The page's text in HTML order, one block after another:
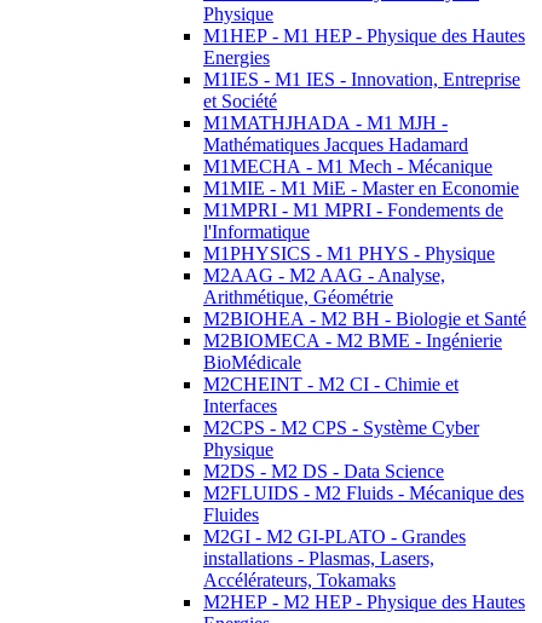
Physique
M1HEP - M1 HEP - Physique des Hautes
Energies
M1IES - M1 IES - Innovation, Entreprise
et Société
M1MATHJHADA - M1 MJH -
Mathématiques Jacques Hadamard
M1MECHA - M1 Mech - Mécanique
M1MIE - M1 MiE - Master en Economie
M1MPRI - M1 MPRI - Fondements de
l'Informatique
M1PHYSICS - M1 PHYS - Physique
M2AAG - M2 AAG - Analyse,
Arithmétique, Géométrie
M2BIOHEA - M2 BH - Biologie et Santé
M2BIOMECA - M2 BME - Ingénierie
BioMédicale
M2CHEINT - M2 CI - Chimie et
Interfaces
M2CPS - M2 CPS - Système Cyber
Physique
M2DS - M2 DS - Data Science
M2FLUIDS - M2 Fluids - Mécanique des
Fluides
M2GI - M2 GI-PLATO - Grandes
installations - Plasmas, Lasers,
Accélérateurs, Tokamaks
M2HEP - M2 HEP - Physique des Hautes